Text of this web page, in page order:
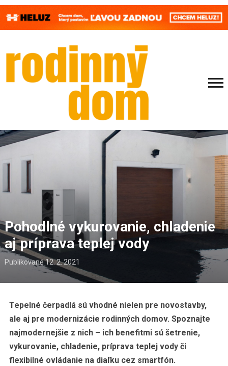
Pohodlné vykurovanie, chladenie
aj príprava teplej vody
Publikované12. 2. 2021
Tepelné čerpadlá sú vhodné nielen pre novostavby,
ale aj pre modernizácie rodinných domov. Spoznajte
najmodernejšie z nich – ich benefitmi sú šetrenie,
vykurovanie, chladenie, príprava teplej vody či
flexibilné ovládanie na diaľku cez smartfón.